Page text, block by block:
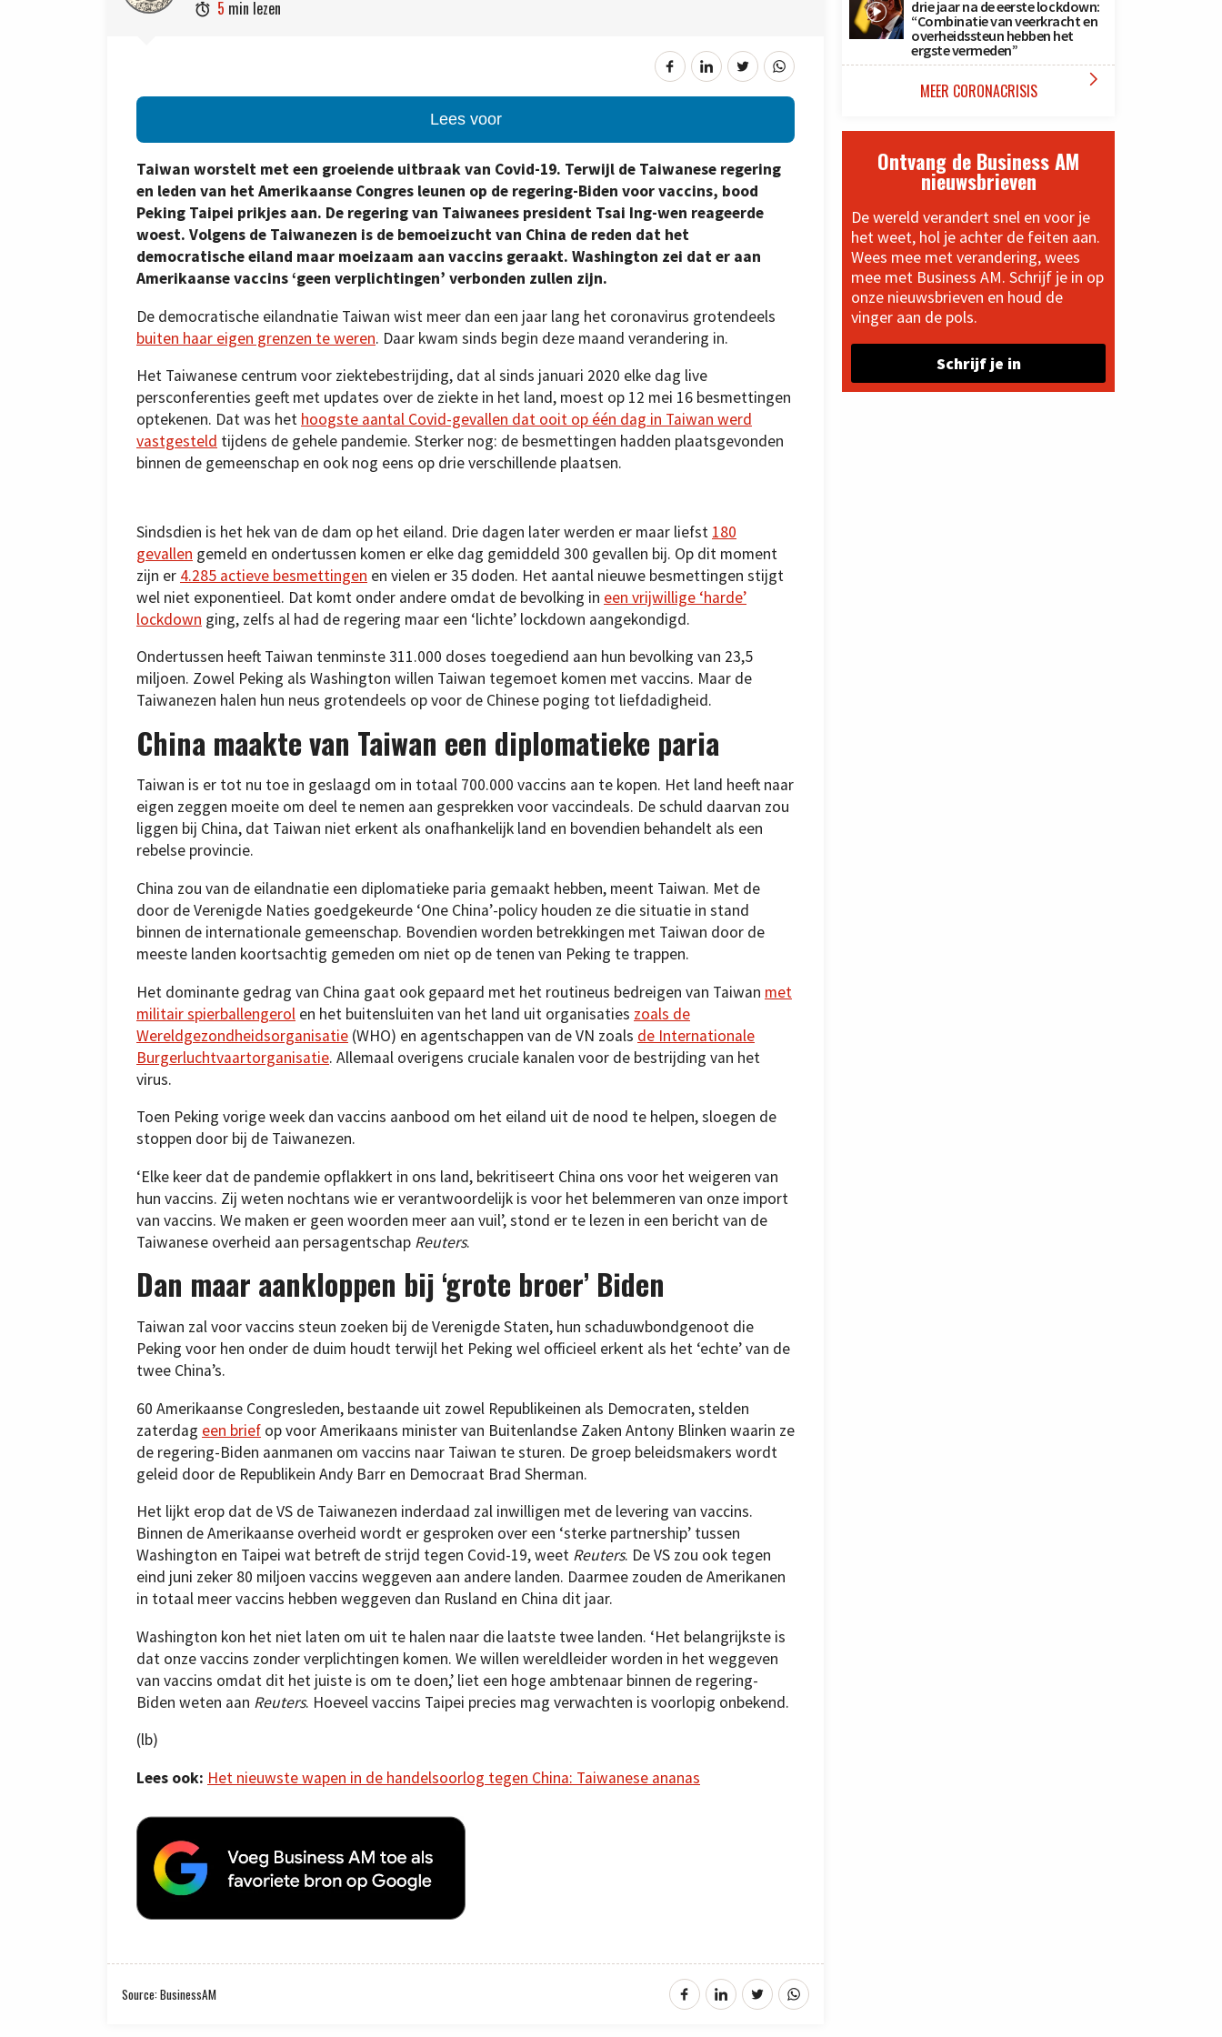
 5 min lezen
Lees voor
Taiwan worstelt met een groeiende uitbraak van Covid-19. Terwijl de Taiwanese regering
en leden van het Amerikaanse Congres leunen op de regering-Biden voor vaccins, bood
Peking Taipei prikjes aan. De regering van Taiwanees president Tsai Ing-wen reageerde
woest. Volgens de Taiwanezen is de bemoeizucht van China de reden dat het
democratische eiland maar moeizaam aan vaccins geraakt. Washington zei dat er aan
Amerikaanse vaccins ‘geen verplichtingen’ verbonden zullen zijn.
De democratische eilandnatie Taiwan wist meer dan een jaar lang het coronavirus grotendeels
buiten haar eigen grenzen te weren. Daar kwam sinds begin deze maand verandering in.
Het Taiwanese centrum voor ziektebestrijding, dat al sinds januari 2020 elke dag live
persconferenties geeft met updates over de ziekte in het land, moest op 12 mei 16 besmettingen
optekenen. Dat was het hoogste aantal Covid-gevallen dat ooit op één dag in Taiwan werd
vastgesteld tijdens de gehele pandemie. Sterker nog: de besmettingen hadden plaatsgevonden
binnen de gemeenschap en ook nog eens op drie verschillende plaatsen.
Sindsdien is het hek van de dam op het eiland. Drie dagen later werden er maar liefst 180
gevallen gemeld en ondertussen komen er elke dag gemiddeld 300 gevallen bij. Op dit moment
zijn er 4.285 actieve besmettingen en vielen er 35 doden. Het aantal nieuwe besmettingen stijgt
wel niet exponentieel. Dat komt onder andere omdat de bevolking in een vrijwillige ‘harde’
lockdown ging, zelfs al had de regering maar een ‘lichte’ lockdown aangekondigd.
Ondertussen heeft Taiwan tenminste 311.000 doses toegediend aan hun bevolking van 23,5
miljoen. Zowel Peking als Washington willen Taiwan tegemoet komen met vaccins. Maar de
Taiwanezen halen hun neus grotendeels op voor de Chinese poging tot liefdadigheid.
China maakte van Taiwan een diplomatieke paria
Taiwan is er tot nu toe in geslaagd om in totaal 700.000 vaccins aan te kopen. Het land heeft naar
eigen zeggen moeite om deel te nemen aan gesprekken voor vaccindeals. De schuld daarvan zou
liggen bij China, dat Taiwan niet erkent als onafhankelijk land en bovendien behandelt als een
rebelse provincie.
China zou van de eilandnatie een diplomatieke paria gemaakt hebben, meent Taiwan. Met de
door de Verenigde Naties goedgekeurde ‘One China’-policy houden ze die situatie in stand
binnen de internationale gemeenschap. Bovendien worden betrekkingen met Taiwan door de
meeste landen koortsachtig gemeden om niet op de tenen van Peking te trappen.
Het dominante gedrag van China gaat ook gepaard met het routineus bedreigen van Taiwan met
militair spierballengerol en het buitensluiten van het land uit organisaties zoals de
Wereldgezondheidsorganisatie (WHO) en agentschappen van de VN zoals de Internationale
Burgerluchtvaartorganisatie. Allemaal overigens cruciale kanalen voor de bestrijding van het
virus.
Toen Peking vorige week dan vaccins aanbood om het eiland uit de nood te helpen, sloegen de
stoppen door bij de Taiwanezen.
‘Elke keer dat de pandemie opflakkert in ons land, bekritiseert China ons voor het weigeren van
hun vaccins. Zij weten nochtans wie er verantwoordelijk is voor het belemmeren van onze import
van vaccins. We maken er geen woorden meer aan vuil’, stond er te lezen in een bericht van de
Taiwanese overheid aan persagentschap Reuters.
Dan maar aankloppen bij ‘grote broer’ Biden
Taiwan zal voor vaccins steun zoeken bij de Verenigde Staten, hun schaduwbondgenoot die
Peking voor hen onder de duim houdt terwijl het Peking wel officieel erkent als het ‘echte’ van de
twee China’s.
60 Amerikaanse Congresleden, bestaande uit zowel Republikeinen als Democraten, stelden
zaterdag een brief op voor Amerikaans minister van Buitenlandse Zaken Antony Blinken waarin ze
de regering-Biden aanmanen om vaccins naar Taiwan te sturen. De groep beleidsmakers wordt
geleid door de Republikein Andy Barr en Democraat Brad Sherman.
Het lijkt erop dat de VS de Taiwanezen inderdaad zal inwilligen met de levering van vaccins.
Binnen de Amerikaanse overheid wordt er gesproken over een ‘sterke partnership’ tussen
Washington en Taipei wat betreft de strijd tegen Covid-19, weet Reuters. De VS zou ook tegen
eind juni zeker 80 miljoen vaccins weggeven aan andere landen. Daarmee zouden de Amerikanen
in totaal meer vaccins hebben weggeven dan Rusland en China dit jaar.
Washington kon het niet laten om uit te halen naar die laatste twee landen. ‘Het belangrijkste is
dat onze vaccins zonder verplichtingen komen. We willen wereldleider worden in het weggeven
van vaccins omdat dit het juiste is om te doen,’ liet een hoge ambtenaar binnen de regering-
Biden weten aan Reuters. Hoeveel vaccins Taipei precies mag verwachten is voorlopig onbekend.
(lb)
Lees ook: Het nieuwste wapen in de handelsoorlog tegen China: Taiwanese ananas
Source: BusinessAM
drie jaar na de eerste lockdown:
“Combinatie van veerkracht en
overheidssteun hebben het
ergste vermeden”
MEER CORONACRISIS 
Ontvang de Business AM
nieuwsbrieven
De wereld verandert snel en voor je
het weet, hol je achter de feiten aan.
Wees mee met verandering, wees
mee met Business AM. Schrijf je in op
onze nieuwsbrieven en houd de
vinger aan de pols.
Schrijf je in